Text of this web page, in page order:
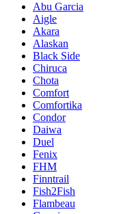
Abu Garcia
Aigle
Akara
Alaskan
Black Side
Chiruca
Chota
Comfort
Comfortika
Condor
Daiwa
Duel
Fenix
FHM
Finntrail
Fish2Fish
Flambeau